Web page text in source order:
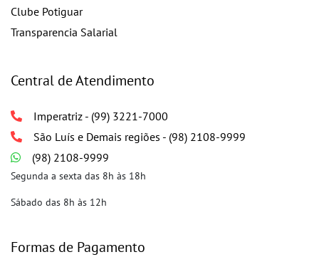
Clube Potiguar
Transparencia Salarial
Central de Atendimento
Imperatriz - (99) 3221-7000
São Luís e Demais regiões - (98) 2108-9999
(98) 2108-9999
Segunda a sexta das 8h às 18h
Sábado das 8h às 12h
Formas de Pagamento